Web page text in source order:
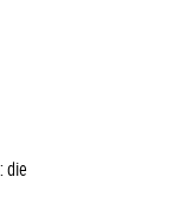
die